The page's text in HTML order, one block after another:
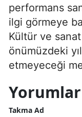
performans
ilgi görmeye
Kültür ve
önümüzdeki
etmeyeceği
Yorumlar
Takma Ad